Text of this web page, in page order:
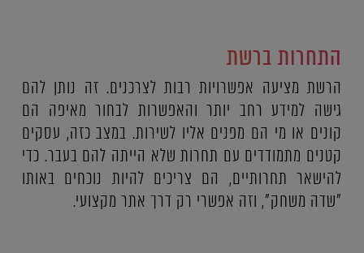
התחרות ברשת
הרשת מציעה אפשרויות רבות לצרכנים. זה נותן להם
גישה למידע רחב יותר והאפשרות לבחור מאיפה הם
קונים או מי הם מפנים אליו לשירות. במצב כזה, עסקים
קטנים מתמודדים עם תחרות שלא הייתה להם בעבר. כדי
להישאר תחרותיים, הם צריכים להיות נוכחים באותו
"שדה משחק", וזה אפשרי רק דרך אתר מקצועי.